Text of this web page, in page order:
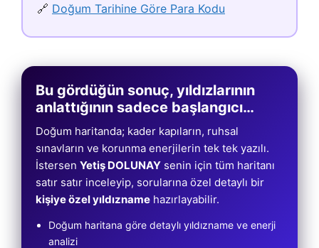
🔗 Doğum Tarihine Göre Para Kodu
Bu gördüğün sonuç, yıldızlarının
anlattığının sadece başlangıcı…
Doğum haritanda; kader kapıların, ruhsal
sınavların ve korunma enerjilerin tek tek yazılı.
İstersen Yetiş DOLUNAY senin için tüm haritanı
satır satır inceleyip, sorularına özel detaylı bir
kişiye özel yıldızname hazırlayabilir.
Doğum haritana göre detaylı yıldızname ve enerji
analizi